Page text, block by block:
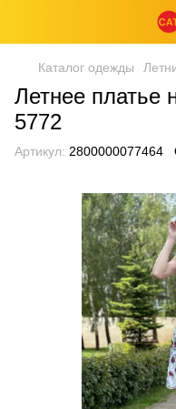
Каталог одежды
Летнее платье
5772
Артикул: 2800000077464